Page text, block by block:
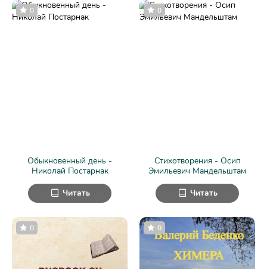
Обыкновенный день -
Николай Постарнак
0
Читать
Стихотворения - Осип
Эмильевич Мандельштам
0
Читать
0 0